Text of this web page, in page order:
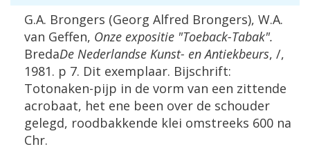
G.A. Brongers (Georg Alfred Brongers), W.A.
van Geffen, Onze expositie "Toeback-Tabak".
BredaDe Nederlandse Kunst- en Antiekbeurs, /,
1981. p 7. Dit exemplaar. Bijschrift:
Totonaken-pijp in de vorm van een zittende
acrobaat, het ene been over de schouder
gelegd, roodbakkende klei omstreeks 600 na
Chr.